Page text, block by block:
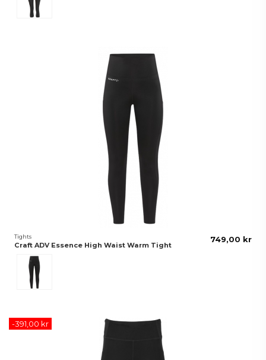
Tights
Craft ADV Essence High Waist Warm Tight
Svart
749,00 kr
-391,00 kr